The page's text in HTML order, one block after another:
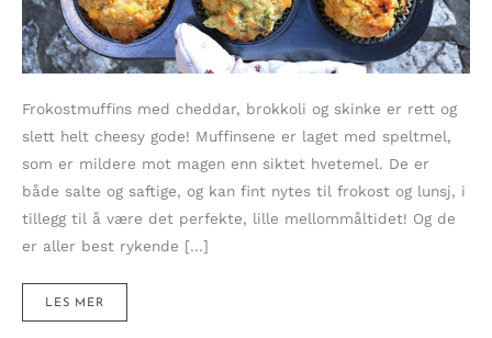
Frokostmuffins med cheddar, brokkoli og skinke er rett og
slett helt cheesy gode! Muffinsene er laget med speltmel,
som er mildere mot magen enn siktet hvetemel. De er
både salte og saftige, og kan fint nytes til frokost og lunsj, i
tillegg til å være det perfekte, lille mellommåltidet! Og de
er aller best rykende […]
CHEESY
SAFTIGE
LES MER